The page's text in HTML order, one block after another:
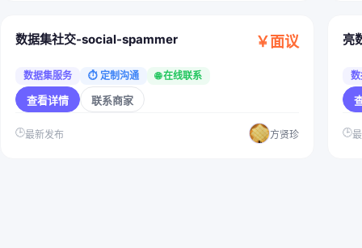
数据集社交-social-spammer ￥面议
数据集服务 ⏱ 定制沟通 🌐 在线联系
查看详情 联系商家
🕒最新发布 方贤珍
亮
🕒